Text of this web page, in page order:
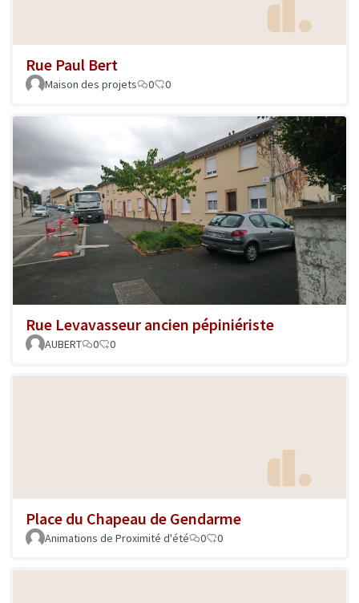
Rue Paul Bert
Maison des projets 0 0
Rue Levavasseur ancien pépiniériste
AUBERT 0 0
Place du Chapeau de Gendarme
Animations de Proximité d'été 0 0